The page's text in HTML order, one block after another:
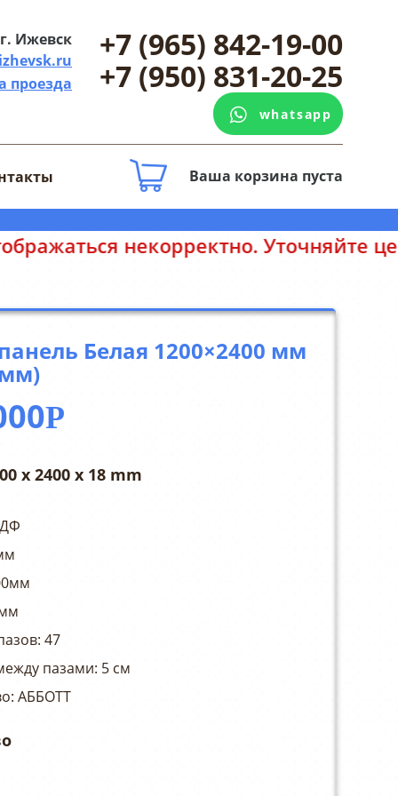
г. Ижевск
проезда
+7 (965) 842-19-00
+7 (950) 831-20-25
whatsapp
Ваша корзина пуста
цены у менеджеров.
Белая 1200×2400 мм
Р
x 2400 x 18 mm
47
пазами: 5 см
АББОТТ